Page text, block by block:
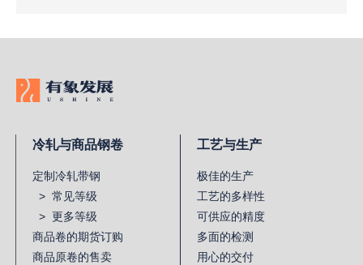
冷轧与商品钢卷
定制冷轧带钢
> 常见等级
> 更多等级
商品卷的期货订购
商品原卷的售卖
工艺与生产
极佳的生产
工艺的多样性
可供应的精度
多面的检测
用心的交付